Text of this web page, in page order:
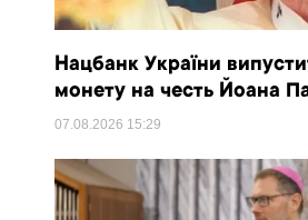
Нацбанк України
монету на честь Йоана
07.08.2026 15:29